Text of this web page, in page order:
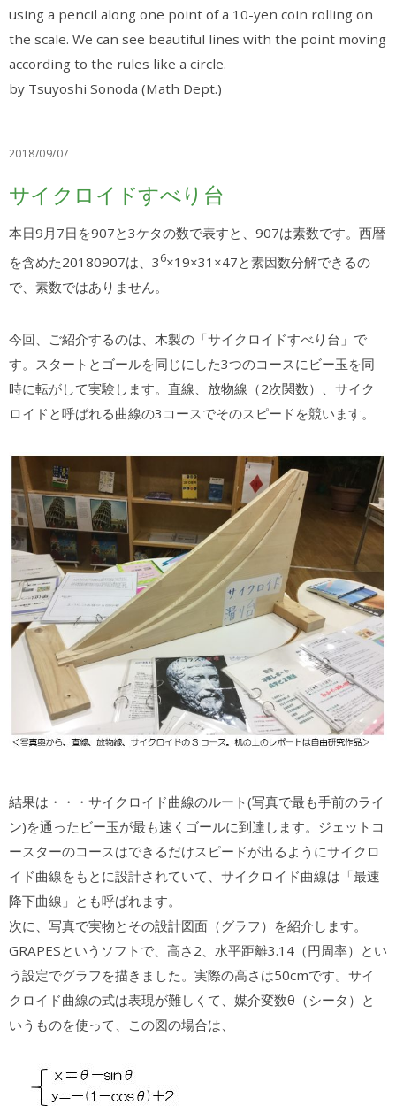
using a pencil along one point of a 10-yen coin rolling on
the scale. We can see beautiful lines with the point moving
according to the rules like a circle.
by Tsuyoshi Sonoda (Math Dept.)
2018/09/07
サイクロイドすべり台
本日9月7日を907と3ケタの数で表すと、907は素数です。西暦
を含めた20180907は、36×19×31×47と素因数分解できるの
で、素数ではありません。
今回、ご紹介するのは、木製の「サイクロイドすべり台」で
す。スタートとゴールを同じにした3つのコースにビー玉を同
時に転がして実験します。直線、放物線（2次関数）、サイク
ロイドと呼ばれる曲線の3コースでそのスピードを競います。
結果は・・・サイクロイド曲線のルート(写真で最も手前のライ
ン)を通ったビー玉が最も速くゴールに到達します。ジェットコ
ースターのコースはできるだけスピードが出るようにサイクロ
イド曲線をもとに設計されていて、サイクロイド曲線は「最速
降下曲線」とも呼ばれます。
次に、写真で実物とその設計図面（グラフ）を紹介します。
GRAPESというソフトで、高さ2、水平距離3.14（円周率）とい
う設定でグラフを描きました。実際の高さは50cmです。サイ
クロイド曲線の式は表現が難しくて、媒介変数θ（シータ）と
いうものを使って、この図の場合は、